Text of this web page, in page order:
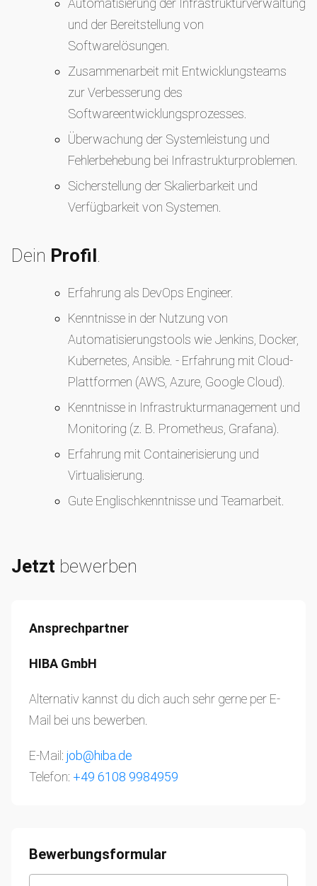
Automatisierung der Infrastrukturverwaltung
und der Bereitstellung von
Softwarelösungen.
Zusammenarbeit mit Entwicklungsteams
zur Verbesserung des
Softwareentwicklungsprozesses.
Überwachung der Systemleistung und
Fehlerbehebung bei Infrastrukturproblemen.
Sicherstellung der Skalierbarkeit und
Verfügbarkeit von Systemen.
Dein Profil.
Erfahrung als DevOps Engineer.
Kenntnisse in der Nutzung von
Automatisierungstools wie Jenkins, Docker,
Kubernetes, Ansible. - Erfahrung mit Cloud-
Plattformen (AWS, Azure, Google Cloud).
Kenntnisse in Infrastrukturmanagement und
Monitoring (z. B. Prometheus, Grafana).
Erfahrung mit Containerisierung und
Virtualisierung.
Gute Englischkenntnisse und Teamarbeit.
Jetzt bewerben
Ansprechpartner
HIBA GmbH
Alternativ kannst du dich auch sehr gerne per E-
Mail bei uns bewerben.
E-Mail: job@hiba.de
Telefon: +49 6108 9984959
Bewerbungsformular